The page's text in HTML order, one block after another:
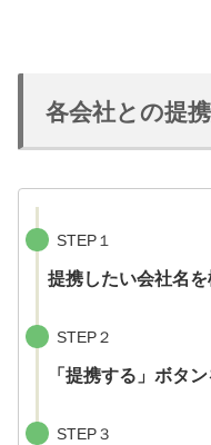
各会社との提
STEP１
提携したい会社名
STEP２
「提携する」ボタ
STEP３